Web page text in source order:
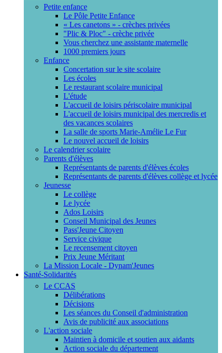
Petite enfance
Le Pôle Petite Enfance
« Les canetons » - crèches privées
"Plic & Ploc" - crèche privée
Vous cherchez une assistante maternelle
1000 premiers jours
Enfance
Concertation sur le site scolaire
Les écoles
Le restaurant scolaire municipal
L'étude
L'accueil de loisirs périscolaire municipal
L'accueil de loisirs municipal des mercredis et
des vacances scolaires
La salle de sports Marie-Amélie Le Fur
Le nouvel accueil de loisirs
Le calendrier scolaire
Parents d'élèves
Représentants de parents d'élèves écoles
Représentants de parents d'élèves collège et lycée
Jeunesse
Le collège
Le lycée
Ados Loisirs
Conseil Municipal des Jeunes
Pass'Jeune Citoyen
Service civique
Le recensement citoyen
Prix Jeune Méritant
La Mission Locale - Dynam'Jeunes
Santé-Solidarités
Le CCAS
Délibérations
Décisions
Les séances du Conseil d'administration
Avis de publicité aux associations
L'action sociale
Maintien à domicile et soutien aux aidants
Action sociale du département